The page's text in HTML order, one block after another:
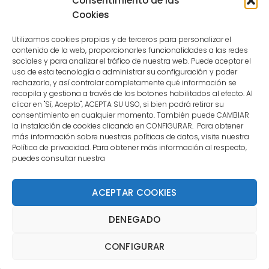
Cookies
Utilizamos cookies propias y de terceros para personalizar el
contenido de la web, proporcionarles funcionalidades a las redes
sociales y para analizar el tráfico de nuestra web. Puede aceptar el
uso de esta tecnología o administrar su configuración y poder
rechazarla, y así controlar completamente qué información se
recopila y gestiona a través de los botones habilitados al efecto. Al
clicar en "Sí, Acepto", ACEPTA SU USO, si bien podrá retirar su
consentimiento en cualquier momento. También puede CAMBIAR
la instalación de cookies clicando en CONFIGURAR. Para obtener
más información sobre nuestras políticas de datos, visite nuestra
Política de privacidad. Para obtener más información al respecto,
puedes consultar nuestra
ACEPTAR COOKIES
DENEGADO
CONFIGURAR
CONTACTO
MENÚ PRINCIPAL
MI CUENTA
DOCUMENTACIÓN
reservados. | La Mejor Tienda de Dardos y Dianas de